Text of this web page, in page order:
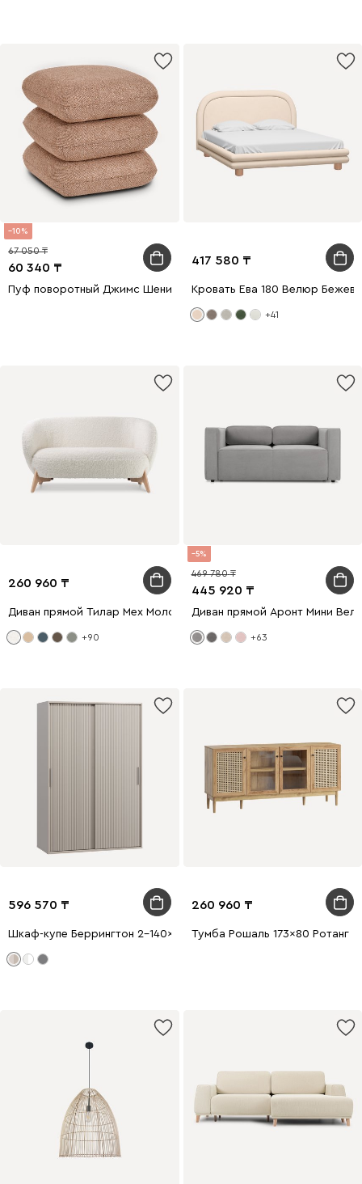
10
60 340
67 050
Пуф поворотный Джимс Шенилл Терракотовый
417 580
Кровать Ева 180 Велюр
+41
260 960
Диван прямой Тилар Мех Молочный
+90
5
445 920
469 780
Диван прямой Аронт Мини
+63
596 570
Шкаф-купе Беррингтон 2-140x210 Латте
260 960
Тумба Рошаль 173x80 Ротанг